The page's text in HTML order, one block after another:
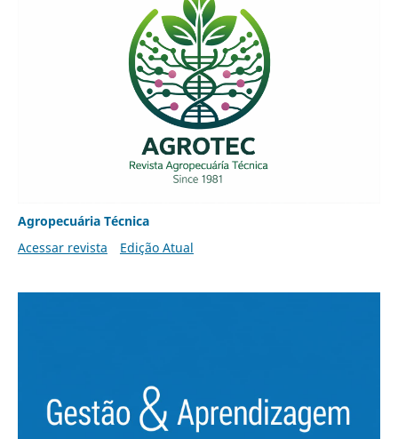
Agropecuária Técnica
Acessar revista
Edição Atual